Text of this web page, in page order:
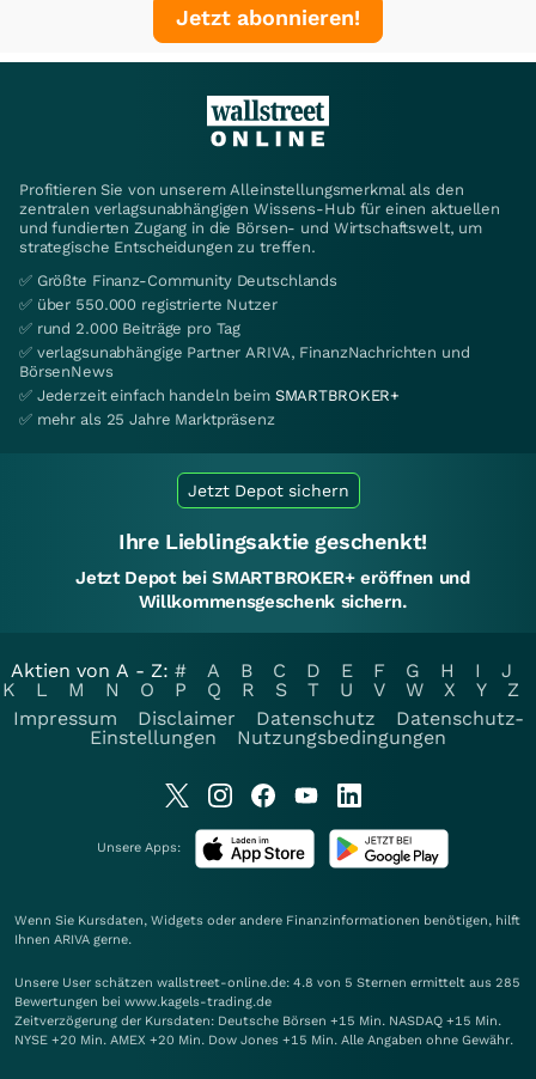
Jetzt abonnieren!
Profitieren Sie von unserem Alleinstellungsmerkmal als den
zentralen verlagsunabhängigen Wissens-Hub für einen aktuellen
und fundierten Zugang in die Börsen- und Wirtschaftswelt, um
strategische Entscheidungen zu treffen.
✅ Größte Finanz-Community Deutschlands
✅ über 550.000 registrierte Nutzer
✅ rund 2.000 Beiträge pro Tag
✅ verlagsunabhängige Partner ARIVA, FinanzNachrichten und
BörsenNews
✅ Jederzeit einfach handeln beim SMARTBROKER+
✅ mehr als 25 Jahre Marktpräsenz
Jetzt Depot sichern
Ihre Lieblingsaktie geschenkt!
Jetzt Depot bei SMARTBROKER+ eröffnen und
Willkommensgeschenk sichern.
Aktien von A - Z: # A B C D E F G H I
J
K
L M N O P Q R S T U V W X Y
Z
Impressum
Disclaimer Datenschutz
Datenschutz-
Einstellungen
Nutzungsbedingungen
Unsere Apps:
Wenn Sie Kursdaten, Widgets oder andere Finanzinformationen benötigen, hilft
Ihnen ARIVA gerne.
Unsere User schätzen wallstreet-online.de: 4.8 von 5 Sternen ermittelt aus 285
Bewertungen bei www.kagels-trading.de
Zeitverzögerung der Kursdaten: Deutsche Börsen +15 Min. NASDAQ +15 Min.
NYSE +20 Min. AMEX +20 Min. Dow Jones +15 Min. Alle Angaben ohne Gewähr.